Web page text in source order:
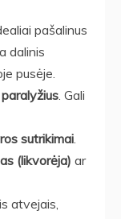
pašalinus
dalinis
pusėje.
. Gali
sutrikimai
(likvorėja) ar
atvejais,